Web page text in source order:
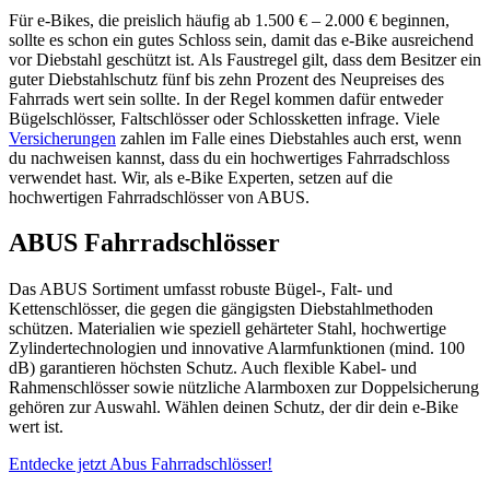
Für e-Bikes, die preislich häufig ab 1.500 € – 2.000 € beginnen,
sollte es schon ein gutes Schloss sein, damit das e-Bike ausreichend
vor Diebstahl geschützt ist. Als Faustregel gilt, dass dem Besitzer ein
guter Diebstahlschutz fünf bis zehn Prozent des Neupreises des
Fahrrads wert sein sollte. In der Regel kommen dafür entweder
Bügelschlösser, Faltschlösser oder Schlossketten infrage. Viele
Versicherungen zahlen im Falle eines Diebstahles auch erst, wenn
du nachweisen kannst, dass du ein hochwertiges Fahrradschloss
verwendet hast. Wir, als e-Bike Experten, setzen auf die
hochwertigen Fahrradschlösser von ABUS.
ABUS Fahrradschlösser
Das ABUS Sortiment umfasst robuste Bügel-, Falt- und
Kettenschlösser, die gegen die gängigsten Diebstahlmethoden
schützen. Materialien wie speziell gehärteter Stahl, hochwertige
Zylindertechnologien und innovative Alarmfunktionen (mind. 100
dB) garantieren höchsten Schutz. Auch flexible Kabel- und
Rahmenschlösser sowie nützliche Alarmboxen zur Doppelsicherung
gehören zur Auswahl. Wählen deinen Schutz, der dir dein e-Bike
wert ist.
Entdecke jetzt Abus Fahrradschlösser!